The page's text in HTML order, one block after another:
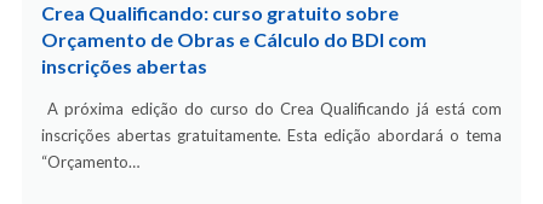
Crea Qualificando: curso gratuito sobre
Orçamento de Obras e Cálculo do BDI com
inscrições abertas
A próxima edição do curso do Crea Qualificando já está com
inscrições abertas gratuitamente. Esta edição abordará o tema
“Orçamento…